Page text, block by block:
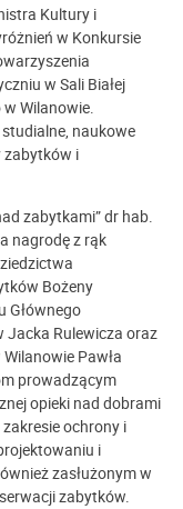
Kultury i
w Konkursie
w Sali Białej
w Wilanowie.
naukowe
zabytków i
zabytkami” dr hab.
nagrodę z rąk
Bożeny
Głównego
Rulewicza oraz
Pawła
prowadzącym
opieki nad dobrami
ochrony i
i
zasłużonym w
zabytków.